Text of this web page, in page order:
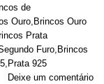
de
Ouro, Brincos Ouro
Prata
Furo, Brincos
, Prata 925
Deixe um comentário